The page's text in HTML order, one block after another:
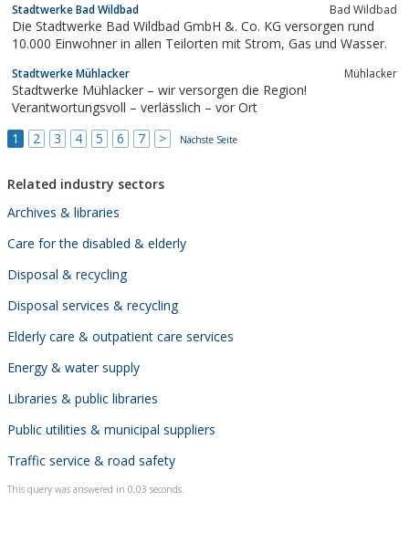
Stadtwerke Bad Wildbad Bad Wildbad
Die Stadtwerke Bad Wildbad GmbH &. Co. KG versorgen rund
10.000 Einwohner in allen Teilorten mit Strom, Gas und Wasser.
Stadtwerke Mühlacker Mühlacker
Stadtwerke Mühlacker – wir versorgen die Region!
Verantwortungsvoll – verlässlich – vor Ort
1
2 3 4 5 6 7 > Nächste Seite
Related industry sectors
Archives & libraries
Care for the disabled & elderly
Disposal & recycling
Disposal services & recycling
Elderly care & outpatient care services
Energy & water supply
Libraries & public libraries
Public utilities & municipal suppliers
Traffic service & road safety
This query was answered in 0,03 seconds.